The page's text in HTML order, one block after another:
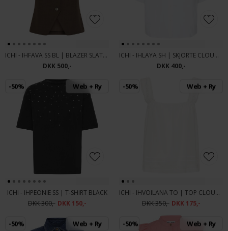
ICHI - IHFAVA SS BL | BLAZER SLATE BLACK MELANGE
DKK 500,-
ICHI - IHLAYA SH | SKJORTE CLOUD DANCER
DKK 400,-
-50% Web + Ry
ICHI - IHPEONIE SS | T-SHIRT BLACK
DKK 300,- DKK 150,-
-50% Web + Ry
ICHI - IHVOILANA TO | TOP CLOUD DANCER
DKK 350,- DKK 175,-
-50% Web + Ry -50% Web + Ry